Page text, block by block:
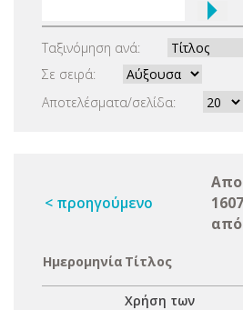
Ταξινόμηση ανά:
Σε σειρά:
Αποτελέσματα/σελίδα:
< προηγούμενο
από
Ημερομηνία Τίτλος
Χρήση των